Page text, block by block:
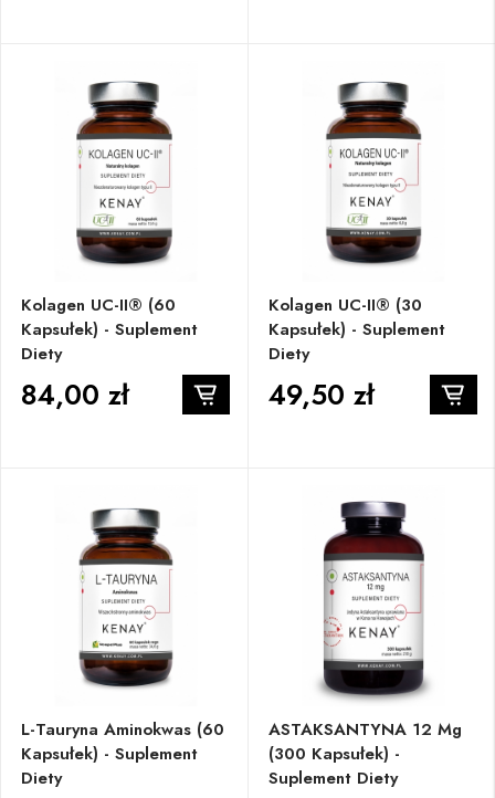
Kolagen UC-II® (60
Kapsułek) - Suplement
Diety
84,00 zł
Kolagen UC-II® (30
Kapsułek) - Suplement
Diety
49,50 zł
L-Tauryna Aminokwas (60
Kapsułek) - Suplement
Diety
ASTAKSANTYNA 12 Mg
(300 Kapsułek) -
Suplement Diety